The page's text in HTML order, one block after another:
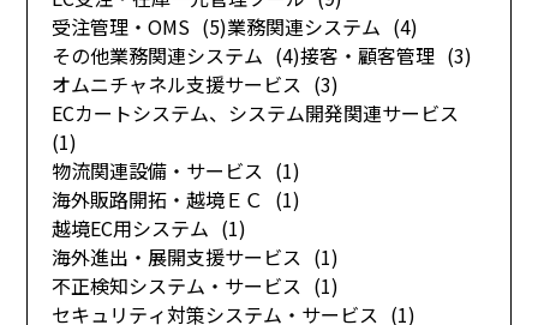
受注管理・OMS (5)業務関連システム (4)
その他業務関連システム (4)接客・顧客管理 (3)
オムニチャネル支援サービス (3)
ECカートシステム、システム開発関連サービス
(1)
物流関連設備・サービス (1)
海外販路開拓・越境ＥＣ (1)
越境EC用システム (1)
海外進出・展開支援サービス (1)
不正検知システム・サービス (1)
セキュリティ対策システム・サービス (1)